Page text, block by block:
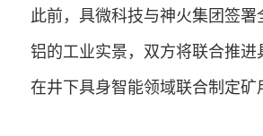
此前，具微科技与神火集团签
铝的工业实景，双方将联合推
在井下具身智能领域联合制定矿